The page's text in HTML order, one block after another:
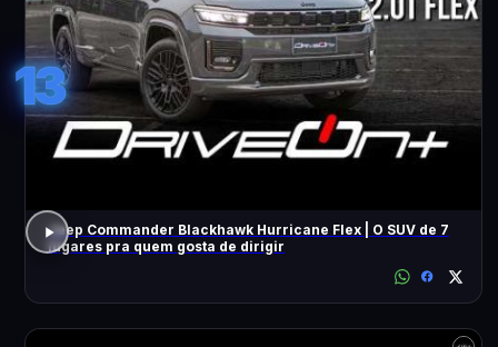
13
Jeep Commander Blackhawk Hurricane Flex | O SUV de 7
lugares pra quem gosta de dirigir